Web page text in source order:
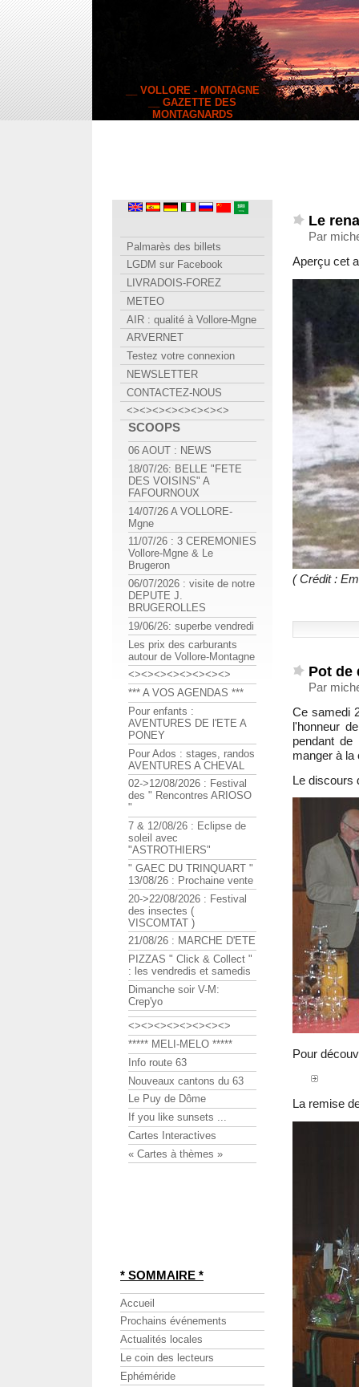
__ VOLLORE - MONTAGNE
__ GAZETTE DES
MONTAGNARDS
Le
Par
Aperçu cet
( Crédit :
Pot de
Par
Ce samedi
l'honneur
pendant de
manger à la
Le discours
Pour
La remise
Palmarès des billets
LGDM sur Facebook
LIVRADOIS-FOREZ
METEO
AIR : qualité à Vollore-Mgne
ARVERNET
Testez votre connexion
NEWSLETTER
CONTACTEZ-NOUS
<><><><><><><><>
SCOOPS
06 AOUT : NEWS
18/07/26: BELLE "FETE
DES VOISINS" A
FAFOURNOUX
14/07/26 A VOLLORE-
Mgne
11/07/26 : 3 CEREMONIES
Vollore-Mgne & Le
Brugeron
06/07/2026 : visite de notre
DEPUTE J.
BRUGEROLLES
19/06/26: superbe vendredi
Les prix des carburants
autour de Vollore-Montagne
<><><><><><><><>
*** A VOS AGENDAS ***
Pour enfants :
AVENTURES DE l'ETE A
PONEY
Pour Ados : stages, randos
AVENTURES A CHEVAL
02->12/08/2026 : Festival
des " Rencontres ARIOSO
"
7 & 12/08/26 : Eclipse de
soleil avec
"ASTROTHIERS"
" GAEC DU TRINQUART "
13/08/26 : Prochaine vente
20->22/08/2026 : Festival
des insectes (
VISCOMTAT )
21/08/26 : MARCHE D'ETE
PIZZAS " Click & Collect "
: les vendredis et samedis
Dimanche soir V-M:
Crep'yo
<><><><><><><><>
***** MELI-MELO *****
Info route 63
Nouveaux cantons du 63
Le Puy de Dôme
If you like sunsets ...
Cartes Interactives
« Cartes à thèmes »
* SOMMAIRE *
Accueil
Prochains événements
Actualités locales
Le coin des lecteurs
Ephéméride